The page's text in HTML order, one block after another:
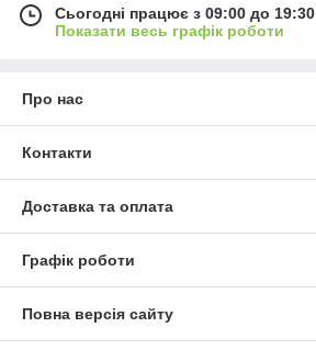
Сьогодні працює з 09:00 до 19:30
Показати весь графік роботи
Про нас
Контакти
Доставка та оплата
Графік роботи
Повна версія сайту